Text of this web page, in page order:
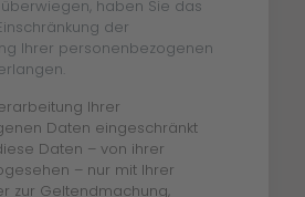
haben Sie das
der
Ihrer personenbezogenen
Ihrer
Daten eingeschränkt
Daten – von ihrer
– nur mit Ihrer
zur Geltendmachung,